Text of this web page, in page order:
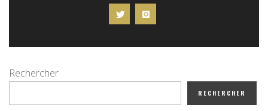
Rechercher
RECHERCHER